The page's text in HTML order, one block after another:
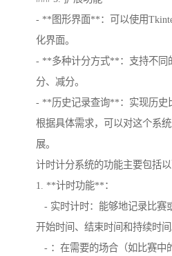
- **图形界面**：可以使用
化界面。
- **多种计分方式**：支持不同
分、减分。
- **历史记录查询**：实现历史
根据具体需求，可以对这个系
展。
计时计分系统的功能主要包括以
1. **计时功能**：
- 实时计时：能够地记录比赛
开始时间、结束时间和持续时间
- ：在需要的场合（如比赛中